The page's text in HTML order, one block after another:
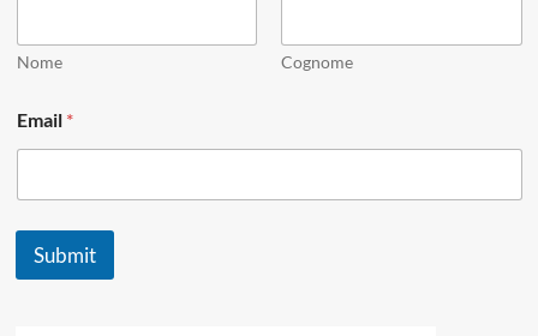
Nome Cognome
m
a
l
*
Email *
Submit